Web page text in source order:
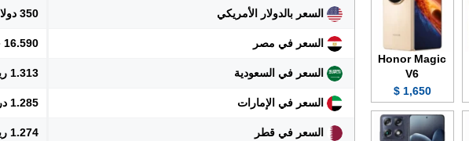
السعر بالدولار الأمريكي 350 دولار
السعر في مصر 16.590 جنيه
السعر في السعودية 1.313 ريال
السعر في الإمارات 1.285 درهم
السعر في قطر 1.274 ريال
Honor Magic
V6
1,650 $